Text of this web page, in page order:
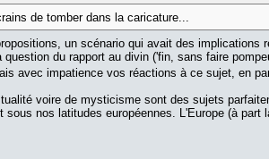
de tomber dans la caricature...
un scénario qui avait des
du rapport au divin ('fin, sans faire
avec impatience vos réactions à ce sujet, en
voire de mysticisme sont des sujets
nos latitudes européennes. L'Europe (à